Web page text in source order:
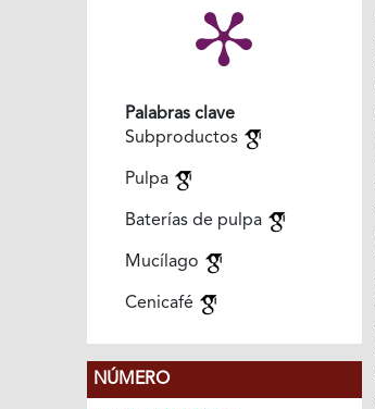
Palabras clave
Subproductos
Pulpa
Baterías de pulpa
Mucílago
Cenicafé
NÚMERO